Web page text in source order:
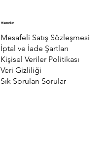
Hizmetler
Mesafeli Satış Sözleşmesi
İptal ve İade Şartları
Kişisel Veriler Politikası
Veri Gizliliği
Sık Sorulan Sorular